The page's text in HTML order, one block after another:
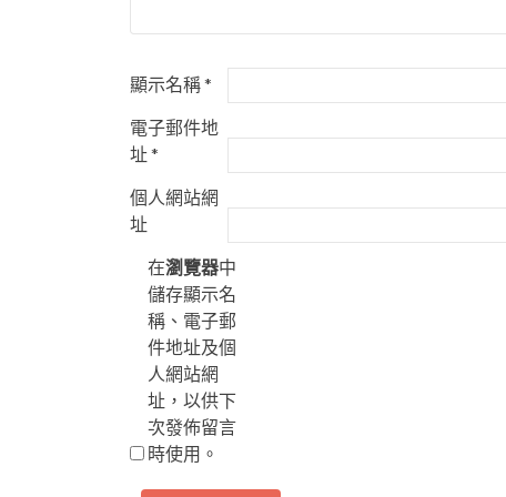
顯示名稱*
電子郵件地
址*
個人網站網
址
在瀏覽器中
儲存顯示名
稱、電子郵
件地址及個
人網站網
址，以供下
次發佈留言
時使用。